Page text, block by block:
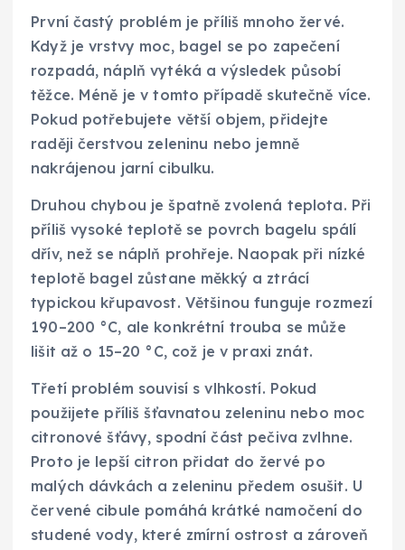
První častý problém je příliš mnoho žervé.
Když je vrstvy moc, bagel se po zapečení
rozpadá, náplň vytéká a výsledek působí
těžce. Méně je v tomto případě skutečně více.
Pokud potřebujete větší objem, přidejte
raději čerstvou zeleninu nebo jemně
nakrájenou jarní cibulku.
Druhou chybou je špatně zvolená teplota. Při
příliš vysoké teplotě se povrch bagelu spálí
dřív, než se náplň prohřeje. Naopak při nízké
teplotě bagel zůstane měkký a ztrácí
typickou křupavost. Většinou funguje rozmezí
190–200 °C, ale konkrétní trouba se může
lišit až o 15–20 °C, což je v praxi znát.
Třetí problém souvisí s vlhkostí. Pokud
použijete příliš šťavnatou zeleninu nebo moc
citronové šťávy, spodní část pečiva zvlhne.
Proto je lepší citron přidat do žervé po
malých dávkách a zeleninu předem osušit. U
červené cibule pomáhá krátké namočení do
studené vody, které zmírní ostrost a zároveň